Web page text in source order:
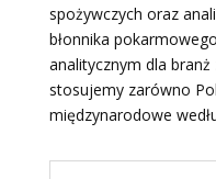
spożywczych oraz
błonnika
analitycznym dla
stosujemy zarówno
międzynarodowe